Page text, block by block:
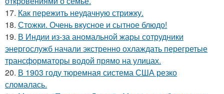
17. Как пережить неудачную стрижку.
18. Стожки. Очень вкусное и сытное блюдо!
19. В Индии из-за аномальной жары сотрудники
энергослужб начали экстренно охлаждать перегретые
трансформаторы водой прямо на улицах.
20. В 1903 году тюремная система США резко
сломалась.